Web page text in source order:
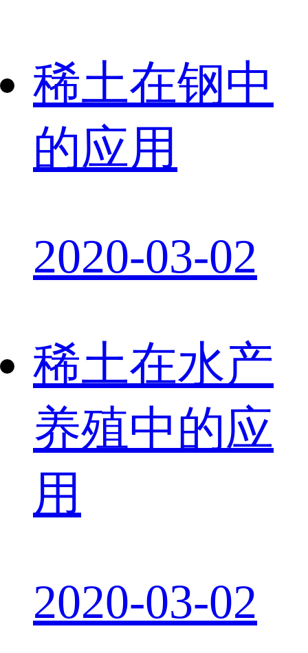
稀土在钢中
的应用
2020-03-02
稀土在水产
养殖中的应
用
2020-03-02